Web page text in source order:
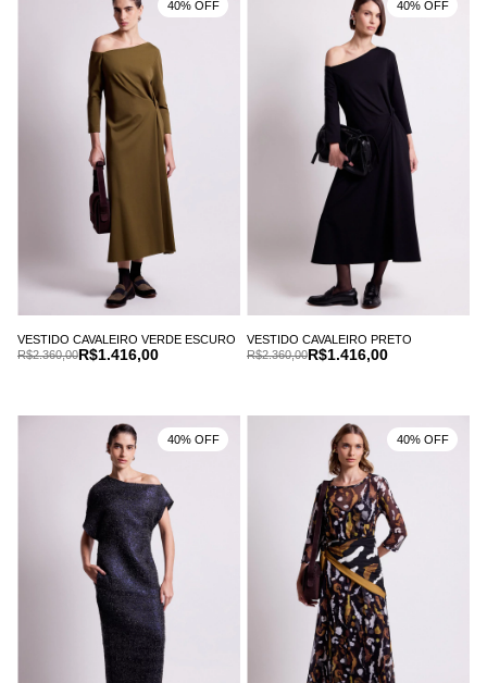
VESTIDO CAVALEIRO VERDE ESCURO
R$1.416,00
R$2.360,00
40% OFF
VESTIDO CAVALEIRO PRETO
R$1.416,00
R$2.360,00
40% OFF
40% OFF 40% OFF